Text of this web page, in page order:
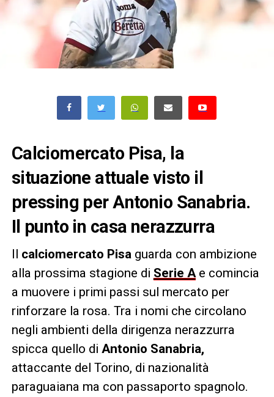
Calciomercato Pisa, la
situazione attuale visto il
pressing per Antonio Sanabria.
Il punto in casa nerazzurra
Il calciomercato Pisa guarda con ambizione
alla prossima stagione di Serie Ae comincia
a muovere i primi passi sul mercato per
rinforzare la rosa. Tra i nomi che circolano
negli ambienti della dirigenza nerazzurra
spicca quello di Antonio Sanabria,
attaccante del Torino, di nazionalità
paraguaiana ma con passaporto spagnolo.